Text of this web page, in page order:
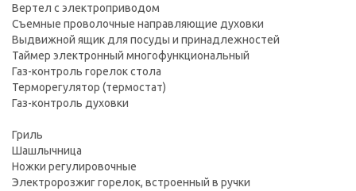
Вертел с электроприводом
Съемные проволочные направляющие духовки
Выдвижной ящик для посуды и принадлежностей
Таймер электронный многофункциональный
Газ-контроль горелок стола
Терморегулятор (термостат)
Газ-контроль духовки
Гриль
Шашлычница
Ножки регулировочные
Электророзжиг горелок, встроенный в ручки